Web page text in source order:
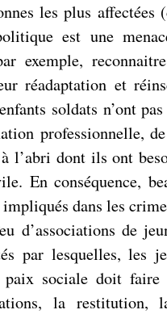
les plus affectées
est une
exemple,
réadaptation et
soldats n’ont
professionnelle,
l’abri dont ils ont
En conséquence,
dans les
d’associations de
par lesquelles, les
paix sociale doit faire
la restitution,